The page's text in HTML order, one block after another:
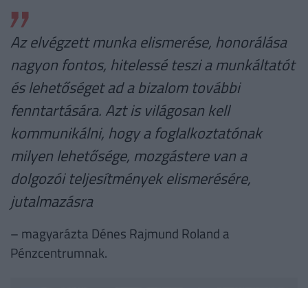
Az elvégzett munka elismerése, honorálása
nagyon fontos, hitelessé teszi a munkáltatót
és lehetőséget ad a bizalom további
fenntartására. Azt is világosan kell
kommunikálni, hogy a foglalkoztatónak
milyen lehetősége, mozgástere van a
dolgozói teljesítmények elismerésére,
jutalmazásra
– magyarázta Dénes Rajmund Roland a
Pénzcentrumnak.